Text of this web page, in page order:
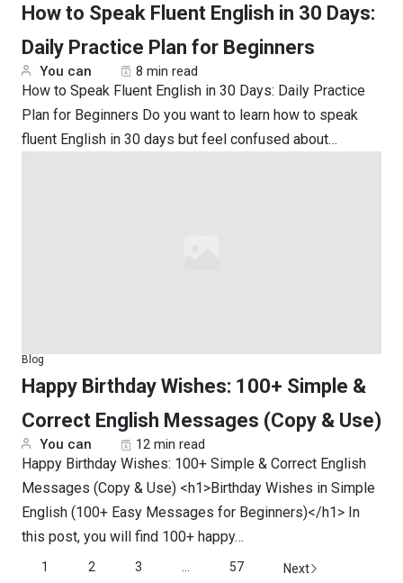
How to Speak Fluent English in 30 Days:
Daily Practice Plan for Beginners
You can 8 min read
How to Speak Fluent English in 30 Days: Daily Practice
Plan for Beginners Do you want to learn how to speak
fluent English in 30 days but feel confused about…
Blog
Happy Birthday Wishes: 100+ Simple &
Correct English Messages (Copy & Use)
You can 12 min read
Happy Birthday Wishes: 100+ Simple & Correct English
Messages (Copy & Use) <h1>Birthday Wishes in Simple
English (100+ Easy Messages for Beginners)</h1> In
this post, you will find 100+ happy…
1 2 3 ... 57 Next